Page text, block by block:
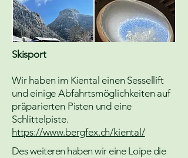
Skisport
Wir haben im Kiental einen Sessellift
und einige Abfahrtsmöglichkeiten auf
präparierten Pisten und eine
Schlittelpiste.
https://www.bergfex.ch/kiental/
Des weiteren haben wir eine Loipe die